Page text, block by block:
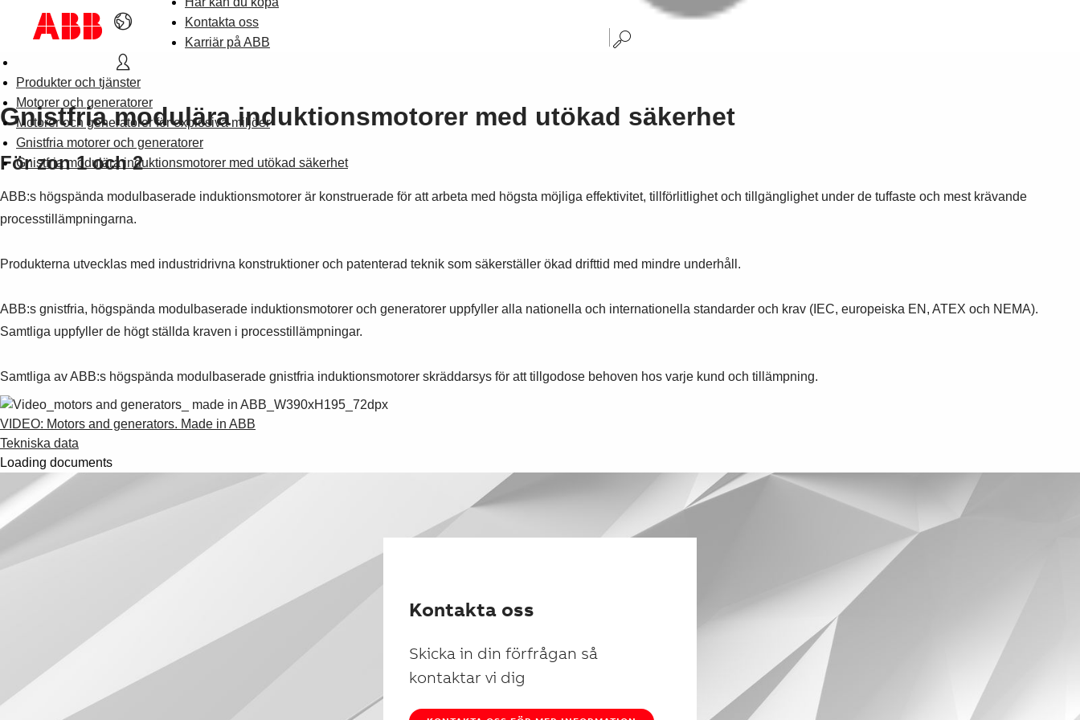
Kontakta oss
Karriär på ABB
Produkter och tjänster
Motorer och generatorer
Motorer och generatorer för explosiva miljöer
Gnistfria motorer och generatorer
Gnistfria modulära induktionsmotorer med utökad säkerhet
Gnistfria modulära induktionsmotorer med utökad säkerhet
För zon 1 och 2
ABB:s högspända modulbaserade induktionsmotorer är konstruerade för att arbeta med högsta möjliga effektivitet, tillförlitlighet och tillgänglighet under de tuffaste och mest krävande
processtillämpningarna.
Produkterna utvecklas med industridrivna konstruktioner och patenterad teknik som säkerställer ökad drifttid med mindre underhåll.
ABB:s gnistfria, högspända modulbaserade induktionsmotorer och generatorer uppfyller alla nationella och internationella standarder och krav (IEC, europeiska EN, ATEX och NEMA).
Samtliga uppfyller de högt ställda kraven i processtillämpningar.
Samtliga av ABB:s högspända modulbaserade gnistfria induktionsmotorer skräddarsys för att tillgodose behoven hos varje kund och tillämpning.
VIDEO: Motors and generators. Made in ABB
Tekniska data
Loading documents
Kontakta oss
Skicka in din förfrågan så
kontaktar vi dig